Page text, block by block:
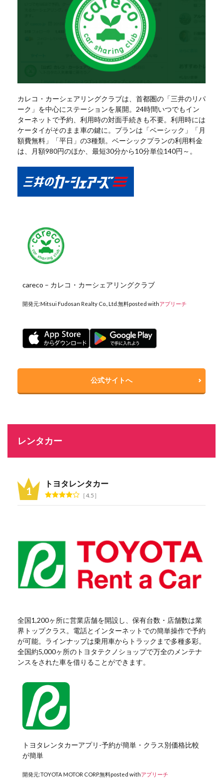
カレコ・カーシェアリングクラブは、首都圏の「三井のリパ
ーク」を中心にステーションを展開。24時間いつでもイン
ターネットで予約、利用時の対面手続きも不要。利用時には
ケータイがそのまま車の鍵に。プランは「ベーシック」「月
額費無料」「平日」の3種類。ベーシックプランの利用料金
は、月額980円のほか、最短30分から10分単位140円～。
careco – カレコ・カーシェアリングクラブ
開発元:Mitsui Fudosan Realty Co., Ltd. 無料posted withアプリーチ
公式サイトへ
レンタカー
トヨタレンタカー
4.5
全国1,200ヶ所に営業店舗を開設し、保有台数・店舗数は業
界トップクラス。電話とインターネットでの簡単操作で予約
が可能。ラインナップは乗用車からトラックまで多種多彩。
全国約5,000ヶ所のトヨタテクノショップで万全のメンテナ
ンスをされた車を借りることができます。
トヨタレンタカーアプリ-予約が簡単・クラス別価格比較
が簡単
開発元:TOYOTA MOTOR CORP.無料posted withアプリーチ